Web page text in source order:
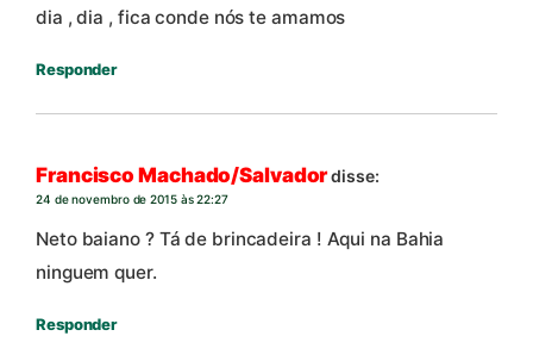
dia , dia , fica conde nós te amamos
Responder
Francisco Machado/Salvadordisse:
24 de novembro de 2015 às 22:27
Neto baiano ? Tá de brincadeira ! Aqui na Bahia
ninguem quer.
Responder